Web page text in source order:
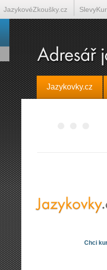
Jazykovky.cz
Chci
JazykovéZkoušky.cz
Tlumočení-Překlady.cz